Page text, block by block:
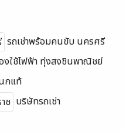
รถเช่าพร้อมคนขับ นครศรี
งใช้ไฟฟ้า ทุ่งสงชินพาณิชย์
กแท้
บริษัทรถเช่า